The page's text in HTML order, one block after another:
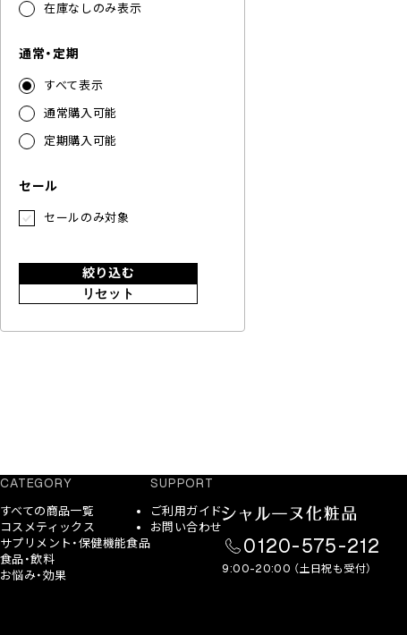
在庫なしのみ表示
通常・定期
すべて表示
通常購入可能
定期購入可能
セール
セールのみ対象
絞り込む
リセット
CATEGORY
すべての商品一覧
コスメティックス
サプリメント・保健機能食品
食品・飲料
お悩み・効果
SUPPORT
ご利用ガイド
お問い合わせ
0120-575-212
9:00-20:00 （土日祝も受付）